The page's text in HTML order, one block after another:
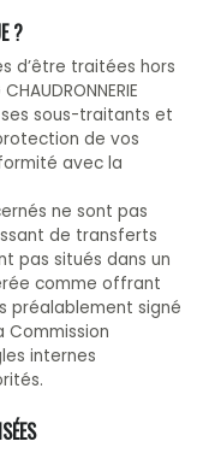
?
d’être traitées hors
sous-traitants et
de vos
avec la
ne sont pas
de transferts
pas situés dans un
comme offrant
préalablement signé
Commission
internes